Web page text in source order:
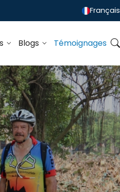
Français
Blogs Témoignages